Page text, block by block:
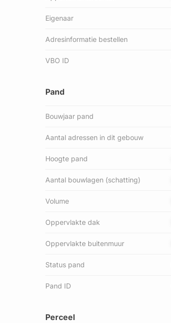
Eigenaar
Adresinformatie bestellen
VBO ID
Pand
Bouwjaar pand
Aantal adressen in dit gebouw
Hoogte pand
Aantal bouwlagen (schatting)
Volume
Oppervlakte dak
Oppervlakte buitenmuur
Status pand
Pand ID
Perceel